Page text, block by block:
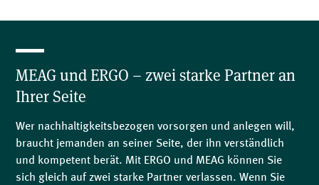
MEAG und ERGO – zwei starke Partner an
Ihrer Seite
Wer nachhaltigkeitsbezogen vorsorgen und anlegen will,
braucht jemanden an seiner Seite, der ihn verständlich
und kompetent berät. Mit ERGO und MEAG können Sie
sich gleich auf zwei starke Partner verlassen. Wenn Sie